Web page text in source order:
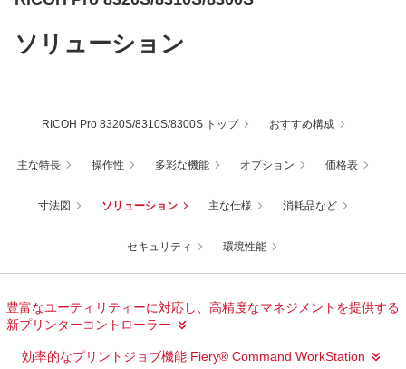
プロダクションプリンター向け ソフトウェア
ソリューション
RICOH Pro 8320S/8310S/8300S トップ おすすめ構成
主な特長 操作性 多彩な機能 オプション 価格表
寸法図 ソリューション 主な仕様 消耗品など
セキュリティ 環境性能
豊富なユーティリティーに対応し、高精度なマネジメントを提供する
新プリンターコントローラー
効率的なプリントジョブ機能 Fiery® Command WorkStation